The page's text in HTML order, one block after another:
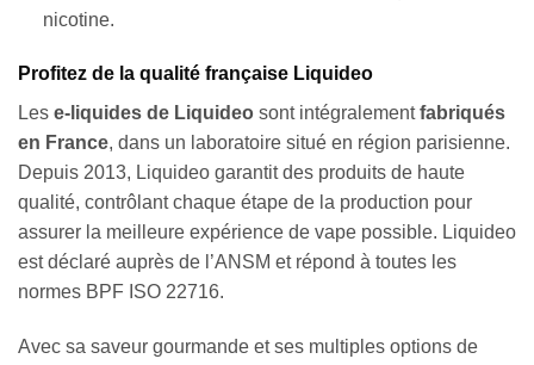
nicotine.
Profitez de la qualité française Liquideo
Les e-liquides de Liquideo sont intégralementfabriqués
en France, dans un laboratoire situé en région parisienne.
Depuis 2013, Liquideo garantit des produits de haute
qualité, contrôlant chaque étape de la production pour
assurer la meilleure expérience de vape possible. Liquideo
est déclaré auprès de l’ANSM et répond à toutes les
normes BPF ISO 22716.
Avec sa saveur gourmande et ses multiples options de
Appliquer les filtres